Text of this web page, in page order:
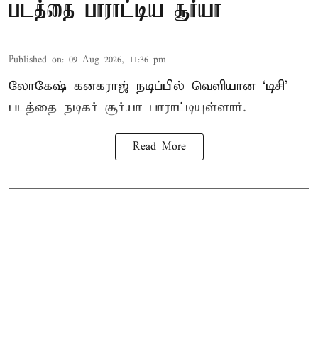
படத்தை பாராட்டிய சூர்யா
Published on: 09 Aug 2026, 11:36 pm
லோகேஷ் கனகராஜ் நடிப்பில் வெளியான ‘டிசி’
படத்தை நடிகர் சூர்யா பாராட்டியுள்ளார்.
Read More